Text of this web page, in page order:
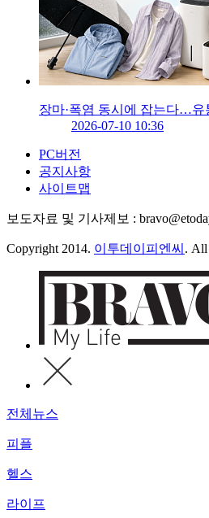
장마·폭염 동시에 잡는다…
2026-07-10 10:36
PC버전
공지사항
사이트맵
보도자료 및 기사제보 :
Copyright 2014. 이투데이피엔씨 . All
전체뉴스
피플
헬스
라이프